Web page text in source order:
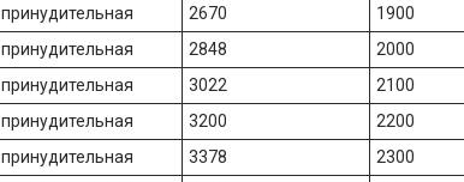
принудительная 2670 1900
принудительная 2848 2000
принудительная 3022 2100
принудительная 3200 2200
принудительная 3378 2300